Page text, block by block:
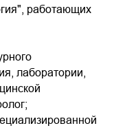
работающих
лаборатории,